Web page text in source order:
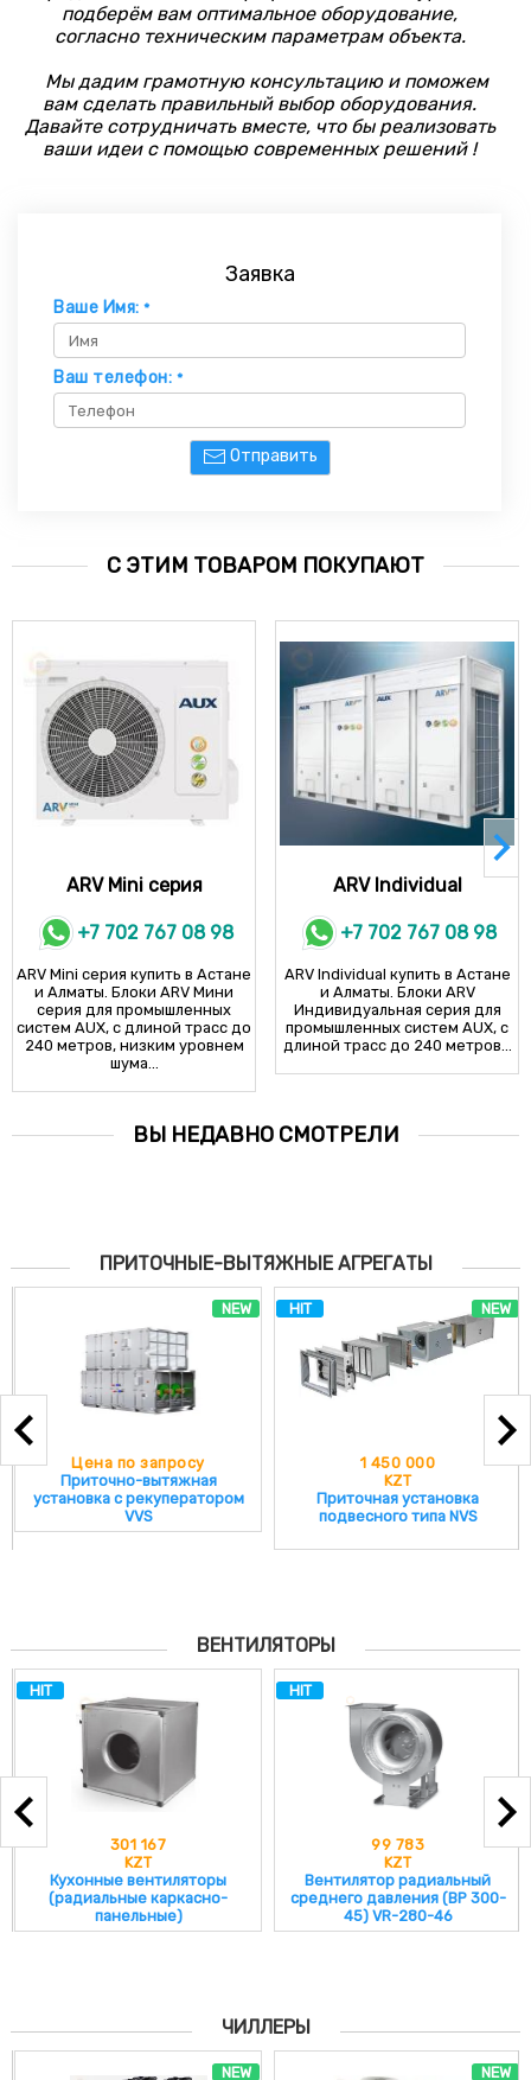
подберём вам оптимальное оборудование,
согласно техническим параметрам объекта.
Мы дадим грамотную консультацию и поможем
вам сделать правильный выбор оборудования.
Давайте сотрудничать вместе, что бы реализовать
ваши идеи с помощью современных решений !
Заявка
Ваше Имя: *
Ваш телефон: *
Отправить
С ЭТИМ ТОВАРОМ ПОКУПАЮТ
ARV Mini серия
+7 702 767 08 98
ARV Mini серия купить в Астане
и Алматы. Блоки ARV Мини
серия для промышленных
систем AUX, с длиной трасс до
240 метров, низким уровнем
шума...
ARV Individual
+7 702 767 08 98
ARV Individual купить в Астане
и Алматы. Блоки ARV
Индивидуальная серия для
промышленных систем AUX, с
длиной трасс до 240 метров...
ВЫ НЕДАВНО СМОТРЕЛИ
ПРИТОЧНЫЕ-ВЫТЯЖНЫЕ АГРЕГАТЫ
NEW
Цена по запросу
Приточно-вытяжная
установка с рекуператором
VVS
NEW
HIT
1 450 000
KZT
Приточная установка
подвесного типа NVS
ВЕНТИЛЯТОРЫ
HIT
301 167
KZT
Кухонные вентиляторы
(радиальные каркасно-
панельные)
HIT
99 783
KZT
Вентилятор радиальный
среднего давления (ВР 300-
45) VR-280-46
ЧИЛЛЕРЫ
NEW NEW